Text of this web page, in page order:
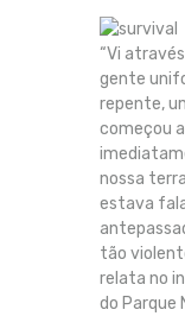
“Vi
gente
repente,
começou
nossa
estava
tão
relata no
do Parque